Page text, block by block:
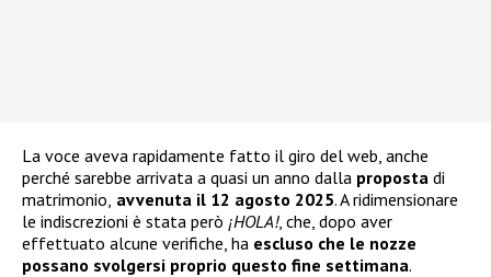
La voce aveva rapidamente fatto il giro del web, anche
perché sarebbe arrivata a quasi un anno dalla proposta di
matrimonio, avvenuta il 12 agosto 2025. A ridimensionare
le indiscrezioni è stata però ¡HOLA!, che, dopo aver
effettuato alcune verifiche, ha escluso che le nozze
possano svolgersi proprio questo fine settimana.